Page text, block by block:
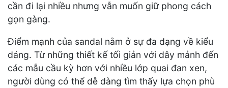
cần đi lại nhiều nhưng vẫn muốn giữ phong cách
gọn gàng.
Điểm mạnh của sandal nằm ở sự đa dạng về kiểu
dáng. Từ những thiết kế tối giản với dây mảnh đến
các mẫu cầu kỳ hơn với nhiều lớp quai đan xen,
người dùng có thể dễ dàng tìm thấy lựa chọn phù